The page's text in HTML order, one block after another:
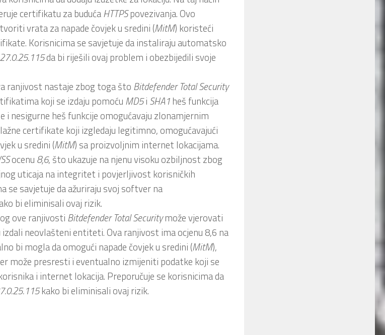
certifikatu za budućaHTTPSpovezivanja. Ovo
vrata za napade čovjek u sredini (MitM) koristeći
Korisnicima se savjetuje da instaliraju automatsko
27.0.25.115da bi riješili ovaj problem i obezbijedili svoje
ranjivost nastaje zbog toga što Bitdefender TotalSecurity
koji se izdaju pomoću MD5i SHA1heš funkcija
i nesigurne heš funkcije omogućavaju zlonamjernim
certifikate koji izgledaju legitimno, omogućavajući
u sredini (MitM) sa proizvoljnim internet lokacijama.
ocenu 8,6, što ukazuje na njenu visoku ozbiljnost zbog
uticaja na integritet i povjerljivost korisničkih
se savjetuje da ažuriraju svoj softver na
bi eliminisali ovaj rizik.
ove ranjivosti Bitdefender TotalSecuritymože vjerovati
neovlašteni entiteti. Ova ranjivost ima ocjenu 8,6 na
bi mogla da omogući napade čovjek u sredini (MitM),
može presresti i eventualno izmijeniti podatke koji se
i internet lokacija. Preporučuje se korisnicima da
kako bi eliminisali ovaj rizik.